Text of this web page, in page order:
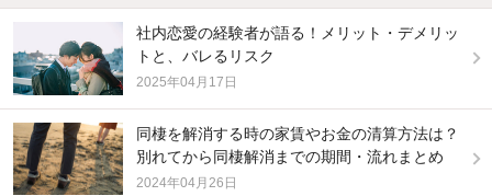
社内恋愛の経験者が語る！メリット・デメリッ
トと、バレるリスク
2025年04月17日
同棲を解消する時の家賃やお金の清算方法は？
別れてから同棲解消までの期間・流れまとめ
2024年04月26日